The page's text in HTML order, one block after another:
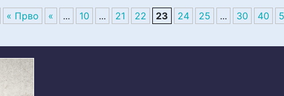
« Прво « ... 10 ... 21 22 23 24 25 ... 30 40